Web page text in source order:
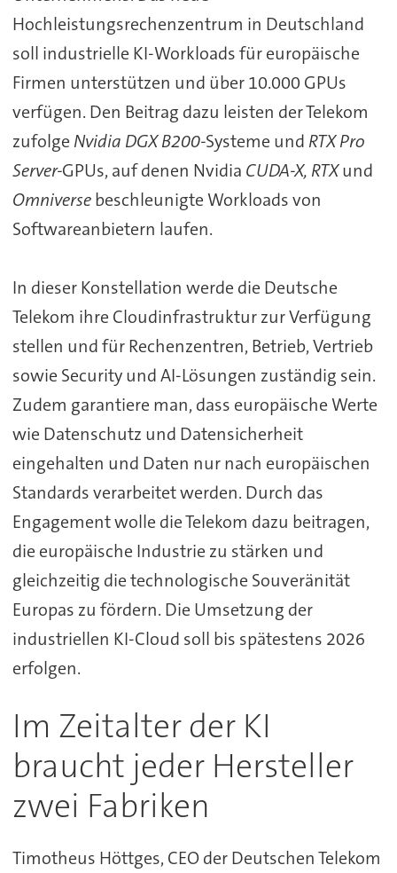
Hochleistungsrechenzentrum in Deutschland
soll industrielle KI-Workloads für europäische
Firmen unterstützen und über 10.000 GPUs
verfügen. Den Beitrag dazu leisten der Telekom
zufolge Nvidia DGX B200-Systeme und RTX Pro
Server-GPUs, auf denen Nvidia CUDA-X, RTXund
Omniversebeschleunigte Workloads von
Softwareanbietern laufen.
In dieser Konstellation werde die Deutsche
Telekom ihre Cloudinfrastruktur zur Verfügung
stellen und für Rechenzentren, Betrieb, Vertrieb
sowie Security und AI-Lösungen zuständig sein.
Zudem garantiere man, dass europäische Werte
wie Datenschutz und Datensicherheit
eingehalten und Daten nur nach europäischen
Standards verarbeitet werden. Durch das
Engagement wolle die Telekom dazu beitragen,
die europäische Industrie zu stärken und
gleichzeitig die technologische Souveränität
Europas zu fördern. Die Umsetzung der
industriellen KI-Cloud soll bis spätestens 2026
erfolgen.
Im Zeitalter der KI
braucht jeder Hersteller
zwei Fabriken
Timotheus Höttges, CEO der Deutschen Telekom